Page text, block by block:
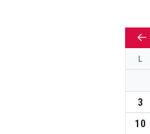
←
L
3
10